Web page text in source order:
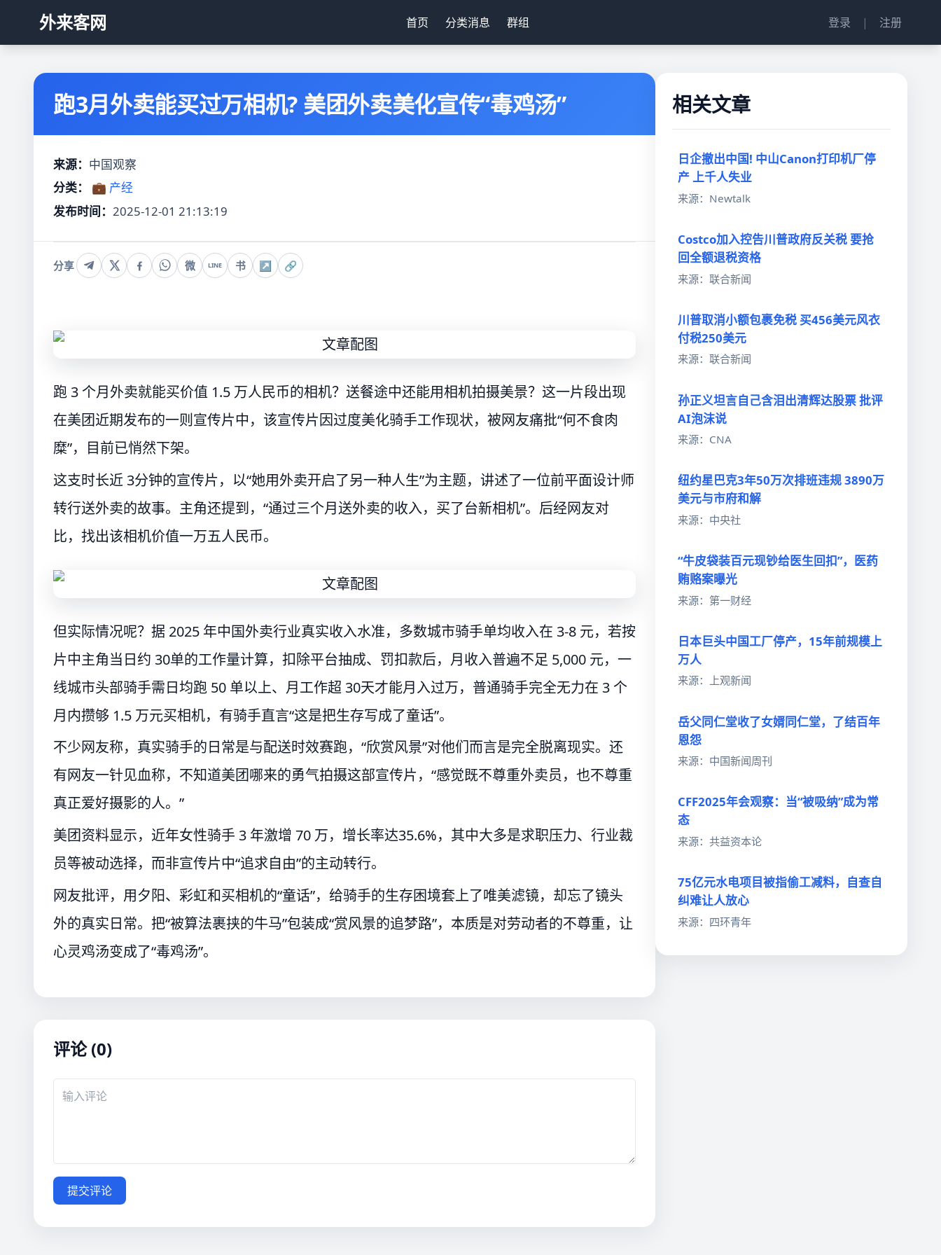
外来客网 首页 分类消息 群组 登录 | 注册
跑3月外卖能买过万相机? 美团外卖美化宣传“毒鸡汤”
来源： 中国观察
分类：
💼 产经
发布时间： 2025-12-01 21:13:19
分享 微 LINE 书 ↗ 🔗
跑 3 个月外卖就能买价值 1.5 万人民币的相机？送餐途中还能用相机拍摄美景？这一片段出现
在美团近期发布的一则宣传片中，该宣传片因过度美化骑手工作现状，被网友痛批“何不食肉
糜”，目前已悄然下架。
这支时长近 3分钟的宣传片，以“她用外卖开启了另一种人生”为主题，讲述了一位前平面设计师
转行送外卖的故事。主角还提到，“通过三个月送外卖的收入，买了台新相机”。后经网友对
比，找出该相机价值一万五人民币。
但实际情况呢？据 2025 年中国外卖行业真实收入水准，多数城市骑手单均收入在 3-8 元，若按
片中主角当日约 30单的工作量计算，扣除平台抽成、罚扣款后，月收入普遍不足 5,000 元，一
线城市头部骑手需日均跑 50 单以上、月工作超 30天才能月入过万，普通骑手完全无力在 3 个
月内攒够 1.5 万元买相机，有骑手直言“这是把生存写成了童话”。
不少网友称，真实骑手的日常是与配送时效赛跑，“欣赏风景”对他们而言是完全脱离现实。还
有网友一针见血称，不知道美团哪来的勇气拍摄这部宣传片，“感觉既不尊重外卖员，也不尊重
真正爱好摄影的人。”
美团资料显示，近年女性骑手 3 年激增 70 万，增长率达35.6%，其中大多是求职压力、行业裁
员等被动选择，而非宣传片中“追求自由”的主动转行。
网友批评，用夕阳、彩虹和买相机的“童话”，给骑手的生存困境套上了唯美滤镜，却忘了镜头
外的真实日常。把“被算法裹挟的牛马”包装成“赏风景的追梦路”，本质是对劳动者的不尊重，让
心灵鸡汤变成了“毒鸡汤”。
评论 (0)
提交评论
相关文章
日企撤出中国! 中山Canon打印机厂停
产 上千人失业
来源：Newtalk
Costco加入控告川普政府反关税 要抢
回全额退税资格
来源：联合新闻
川普取消小额包裹免税 买456美元风衣
付税250美元
来源：联合新闻
孙正义坦言自己含泪出清辉达股票 批评
AI泡沫说
来源：CNA
纽约星巴克3年50万次排班违规 3890万
美元与市府和解
来源：中央社
“牛皮袋装百元现钞给医生回扣”，医药
贿赂案曝光
来源：第一财经
日本巨头中国工厂停产，15年前规模上
万人
来源：上观新闻
岳父同仁堂收了女婿同仁堂，了结百年
恩怨
来源：中国新闻周刊
CFF2025年会观察：当“被吸纳”成为常
态
来源：共益资本论
75亿元水电项目被指偷工减料，自查自
纠难让人放心
来源：四环青年